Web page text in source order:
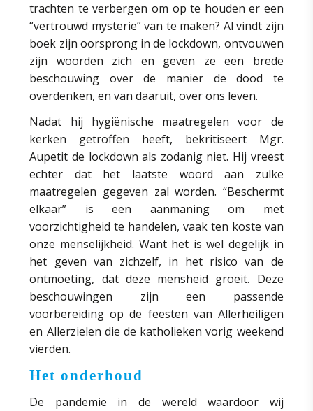
trachten te verbergen om op te houden er een
“vertrouwd mysterie” van te maken? Al vindt zijn
boek zijn oorsprong in de lockdown, ontvouwen
zijn woorden zich en geven ze een brede
beschouwing over de manier de dood te
overdenken, en van daaruit, over ons leven.
Nadat hij hygiënische maatregelen voor de
kerken getroffen heeft, bekritiseert Mgr.
Aupetit de lockdown als zodanig niet. Hij vreest
echter dat het laatste woord aan zulke
maatregelen gegeven zal worden. “Beschermt
elkaar” is een aanmaning om met
voorzichtigheid te handelen, vaak ten koste van
onze menselijkheid. Want het is wel degelijk in
het geven van zichzelf, in het risico van de
ontmoeting, dat deze mensheid groeit. Deze
beschouwingen zijn een passende
voorbereiding op de feesten van Allerheiligen
en Allerzielen die de katholieken vorig weekend
vierden.
Het onderhoud
De pandemie in de wereld waardoor wij